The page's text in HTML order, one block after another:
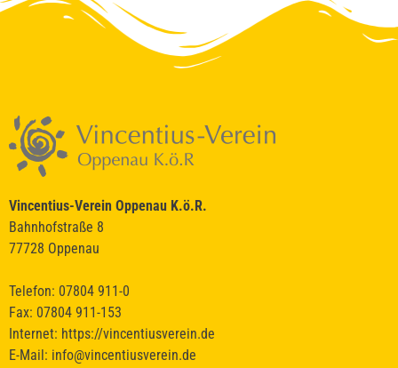
Vincentius-Verein Oppenau K.ö.R.
Bahnhofstraße 8
77728 Oppenau
Telefon: 07804 911-0
Fax: 07804 911-153
Internet: https://vincentiusverein.de
E-Mail: info@vincentiusverein.de